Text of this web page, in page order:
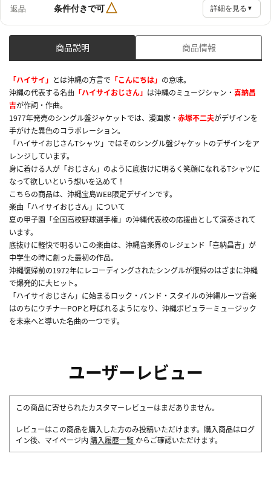
返品 条件付きで可△ 詳細を見る ▼
商品説明 商品情報
「ハイサイ」 とは沖縄の方言で 「こんにちは」 の意味。
沖縄の代表する名曲 「ハイサイおじさん」 は沖縄のミュージシャン・ 喜納昌
吉が作詞・作曲。
1977年発売のシングル盤ジャケットでは、漫画家・ 赤塚不二夫がデザインを
手がけた異色のコラボレーション。
「ハイサイおじさんTシャツ」ではそのシングル盤ジャケットのデザインをア
レンジしています。
身に着ける人が「おじさん」のように底抜けに明るく笑顔になれるTシャツに
なって欲しいという想いを込めて！
こちらの商品は、沖縄宝島WEB限定デザインです。
楽曲「ハイサイおじさん」について
夏の甲子園「全国高校野球選手権」の沖縄代表校の応援曲として演奏されて
います。
底抜けに軽快で明るいこの楽曲は、沖縄音楽界のレジェンド「喜納昌吉」が
中学生の時に創った最初の作品。
沖縄復帰前の1972年にレコーディングされたシングルが復帰のはざまに沖縄
で爆発的に大ヒット。
「ハイサイおじさん」に始まるロック・バンド・スタイルの沖縄ルーツ音楽
はのちにウチナーPOPと呼ばれるようになり、沖縄ポピュラーミュージック
を未来へと導いた名曲の一つです。
ユーザーレビュー
この商品に寄せられたカスタマーレビューはまだありません。
レビューはこの商品を購入した方のみ投稿いただけます。購入商品はログ
イン後、マイページ内 購入履歴一覧 からご確認いただけます。